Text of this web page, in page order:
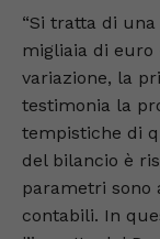
“Si tratta di
migliaia di euro
variazione, la
testimonia la
tempistiche di
del bilancio è
parametri
contabili. In